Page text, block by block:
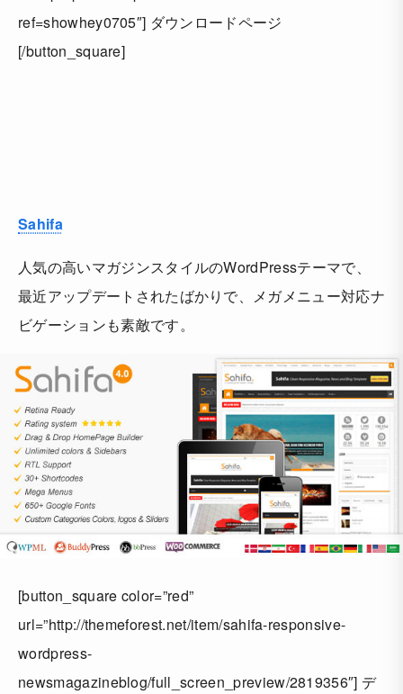
ref=showhey0705″] ダウンロードページ
[/button_square]
Sahifa
人気の高いマガジンスタイルのWordPressテーマで、
最近アップデートされたばかりで、メガメニュー対応ナ
ビゲーションも素敵です。
[button_square color=”red”
url=”http://themeforest.net/item/sahifa-responsive-
wordpress-
newsmagazineblog/full_screen_preview/2819356″] デ